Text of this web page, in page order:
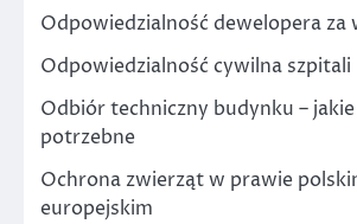
Odpowiedzialność dewelopera za
Odpowiedzialność cywilna szpitali
Odbiór techniczny budynku –
potrzebne
Ochrona zwierząt w prawie
europejskim